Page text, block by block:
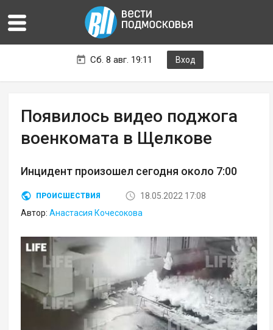
Сб. 8 авг. 19:11 Вход
Появилось видео поджога
военкомата в Щелкове
Инцидент произошел сегодня около 7:00
ПРОИСШЕСТВИЯ
18.05.2022 17:08
Автор:Анастасия Кочесокова